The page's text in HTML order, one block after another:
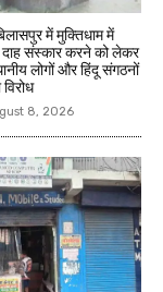
में मुक्तिधाम में
दाह संस्कार करने को लेकर
लोगों और हिंदू संगठनों
8, 2026